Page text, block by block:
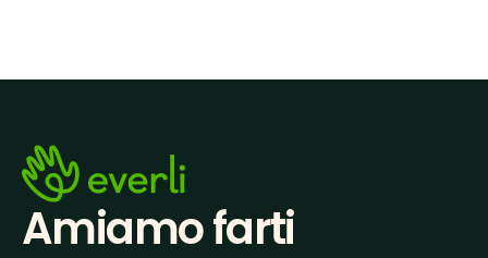
Amiamo farti